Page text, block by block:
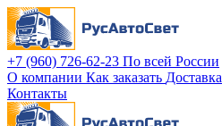
+7 (960) 726-62-23 По всей России
О компании Как заказать Доставка
Контакты